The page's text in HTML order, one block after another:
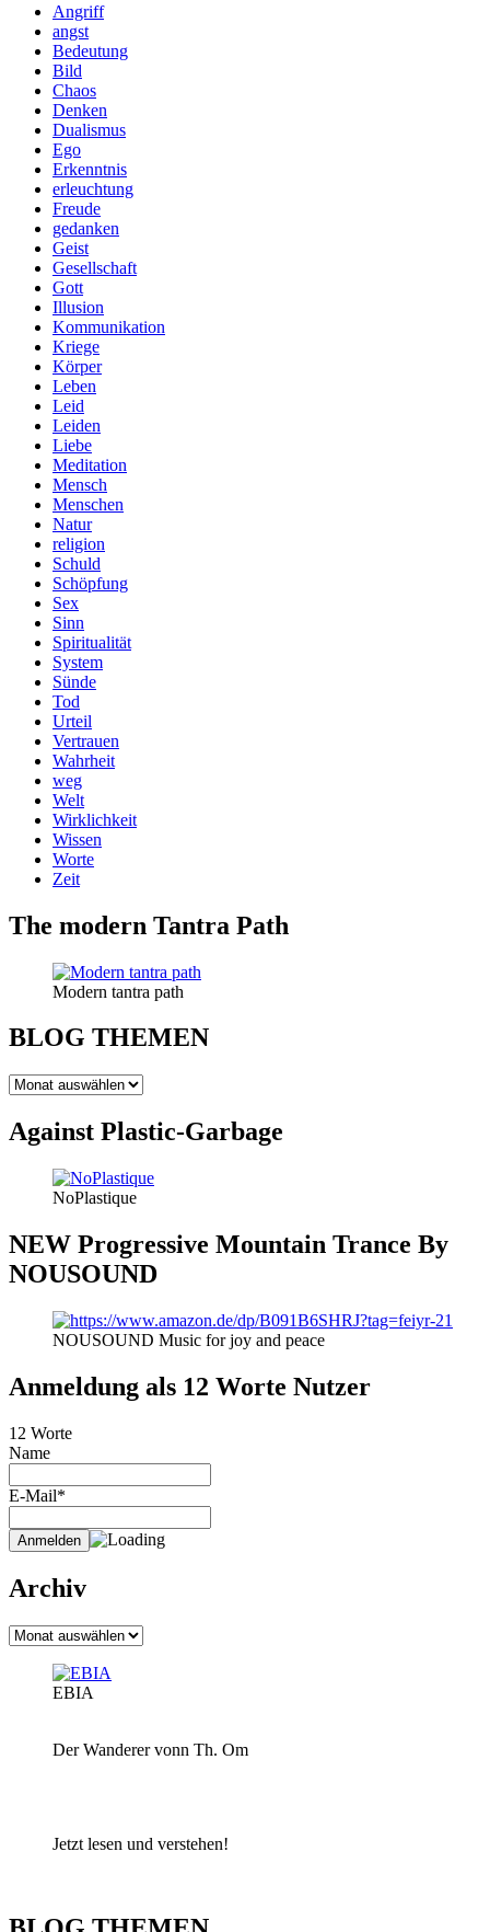
Angriff
angst
Bedeutung
Bild
Chaos
Denken
Dualismus
Ego
Erkenntnis
erleuchtung
Freude
gedanken
Geist
Gesellschaft
Gott
Illusion
Kommunikation
Kriege
Körper
Leben
Leid
Leiden
Liebe
Meditation
Mensch
Menschen
Natur
religion
Schuld
Schöpfung
Sex
Sinn
Spiritualität
System
Sünde
Tod
Urteil
Vertrauen
Wahrheit
weg
Welt
Wirklichkeit
Wissen
Worte
Zeit
The modern Tantra Path
Modern tantra path
BLOG THEMEN
BLOG
Against Plastic-Garbage
NoPlastique
NEW Progressive Mountain Trance By
NOUSOUND
NOUSOUND Music for joy and peace
Anmeldung als 12 Worte Nutzer
12 Worte
Name
E-Mail*
Archiv
Archiv
EBIA
Der Wanderer vonn Th. Om
Jetzt lesen und verstehen!